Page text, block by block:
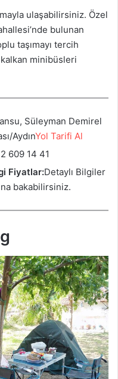
ulaşabilirsiniz. Özel
bulunan
taşımayı tercih
minibüsleri
Süleyman Demirel
AydınYol Tarifi Al
609 14 41
Fiyatlar:Detaylı Bilgiler
bakabilirsiniz.